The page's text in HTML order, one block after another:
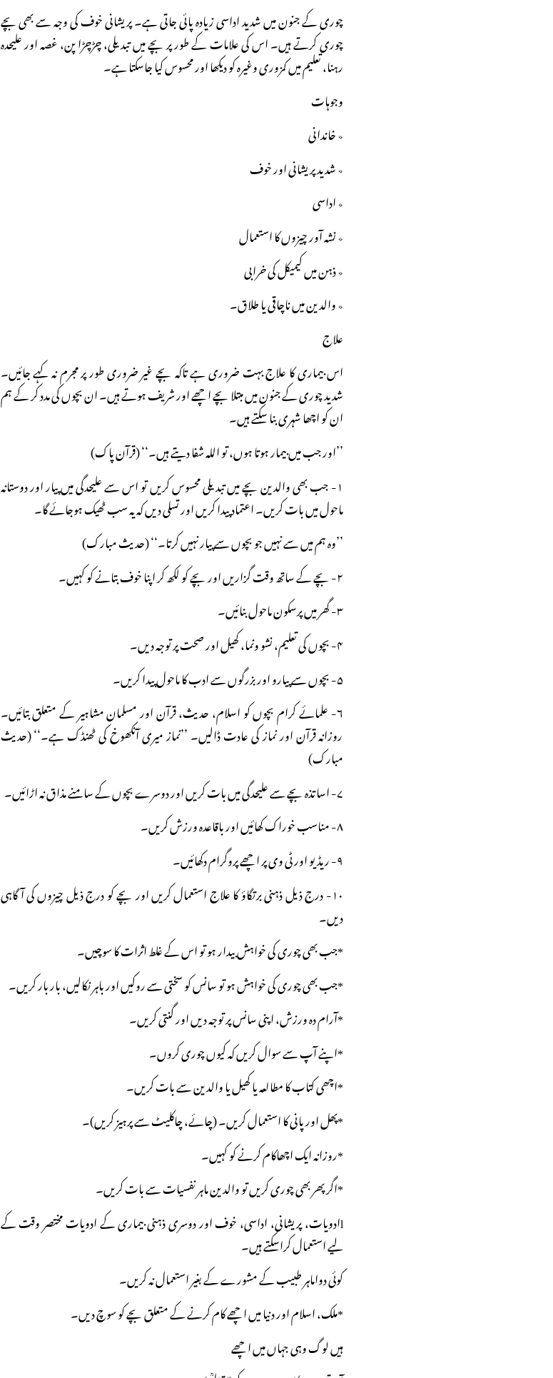
چوری کے جنون میں شدید اداسی زیادہ پائی جاتی ہے۔ پریشانی خوف کی وجہ سے بھی بچے
چوری کرتے ہیں۔ اس کی علامات کے طور پر بچے میں تبدیلی، چڑچڑا پن، غصہ اور علیحدہ
رہنا، تعلیم میں کمزوری وغیرہ کو دیکھا اور محسوس کیا جاسکتا ہے۔
وجوہات
٭ خاندانی
٭ شدید پریشانی اور خوف
٭ اداسی
٭ نشہ آور چیزوں کا استعمال
٭ ذہن میں کیمیکل کی خرابی
٭ والدین میں ناچاقی یا طلاق۔
علاج
اس بیماری کا علاج بہت ضروری ہے تاکہ بچے غیر ضروری طور پر مجرم نہ کہے جائیں۔
شدید چوری کے جنون میں مبتلا بچے اچھے اور شریف ہوتے ہیں۔ ان بچوں کی مدد کر کے ہم
ان کو اچھا شہری بنا سکتے ہیں۔
’’اور جب میں بیمار ہوتا ہوں، تو اللہ شفا دیتے ہیں۔‘‘ (قرآن پاک)
۱- جب بھی والدین بچے میں تبدیلی محسوس کریں تو اس سے علیحدگی میں پیار اور دوستانہ
ماحول میں بات کریں۔ اعتماد پیدا کریں اور تسلی دیں کہ یہ سب ٹھیک ہوجائے گا۔
’’وہ ہم میں سے نہیں جو بچوں سے پیار نہیں کرتا۔‘‘ (حدیث مبارک)
۲- بچے کے ساتھ وقت گزاریں اور بچے کو لکھ کر اپنا خوف بتانے کو کہیں۔
۳- گھر میں پرسکون ماحول بنائیں۔
۴- بچوں کی تعلیم، نشو ونما، کھیل اور صحت پر توجہ دیں۔
۵- بچوں سے پیارو اور بزرگوں سے ادب کا ماحول پیدا کریں۔
۶- علمائے کرام بچوں کو اسلام، حدیث، قرآن اور مسلمان مشاہیر کے متعلق بتائیں۔
روزانہ قرآن اور نماز کی عادت ڈالیں۔ ’’نماز میری آنکھوخ کی ٹھنڈک ہے۔‘‘ (حدیث
مبارک)
۷- اساتذہ بچے سے علیحدگی میں بات کریں اور دوسرے بچوں کے سامنے مذاق نہ اڑائیں۔
۸- مناسب خوراک کھائیں اور باقاعدہ ورزش کریں۔
۹- ریڈیو اور ٹی وی پر اچھے پروگرام دکھائیں۔
۱۰- درج ذیل ذہنی برتگاؤ کا علاج استعمال کریں اور بچے کو درج ذیل چیزوں کی آگاہی
دیں۔
*جب بھی چوری کی خواہش بیدار ہو تو اس کے غلط اثرات کا سوچیں۔
*جب بھی چوری کی خواہش ہو تو سانس کو سختی سے روکیں اور باہر نکالیں، بار بار کریں۔
*آرام دہ ورزش، اپنی سانس پر توجہ دیں اور گنتی کریں۔
*اپنے آپ سے سوال کریں کہ کیوں چوری کروں۔
*اچھی کتاب کا مطالعہ یا کھیل یا والدین سے بات کریں۔
*پھل اور پانی کا استعمال کریں۔ (چائے، چاکلیٹ سے پرہیز کریں)۔
*روزانہ ایک اچھاکام کرنے کو کہیں۔
*اگر پھر بھی چوری کریں تو والدین ماہر نفسیات سے بات کریں۔
lادویات، پریشانی، اداسی، خوف اور دوسری ذہنی بیماری کے ادویات مختصر وقت کے
لیے استعمال کراسکتے ہیں۔
کوئی دواماہر طبیب کے مشورے کے بغیر استعمال نہ کریں۔
*ملک، اسلام اور دنیا میں اچھے کام کرنے کے متعلق بچے کو سوچ دیں۔
ہیں لوگ وہی جہاں میں اچھے